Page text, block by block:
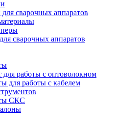
сварочных аппаратов
сварочных аппаратов
для работы с оптоволокном
для работы с кабелем
СКС